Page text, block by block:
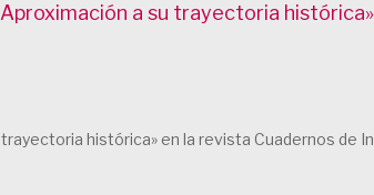
a su trayectoria
histórica» en la revista Cuadernos de